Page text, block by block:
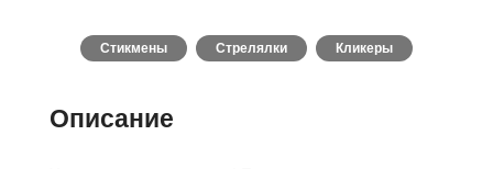
Стикмены Стрелялки Кликеры
Описание